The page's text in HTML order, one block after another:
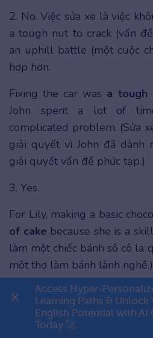
2. No. Việc sửa xe là việc
a tough nut to crack (vấn
an uphill battle (một cuộc
hợp hơn.
Fixing the car was a tough
John spent a lot of
complicated problem. (Sửa
giải quyết vì John đã dành
giải quyết vấn đề phức tạp.)
3. Yes.
For Lily, making a basic
of cake because she is a
làm một chiếc bánh sô cô la
một thợ làm bánh lành nghề.)
4. No. Bài kiểm tra hóa
hard row to hoe (nhiệm
Herculean task (một nhiệm
👉 Premium 1
Access Hyper-
Learning Paths & Unlock
English Potential with AI
Today 🚀